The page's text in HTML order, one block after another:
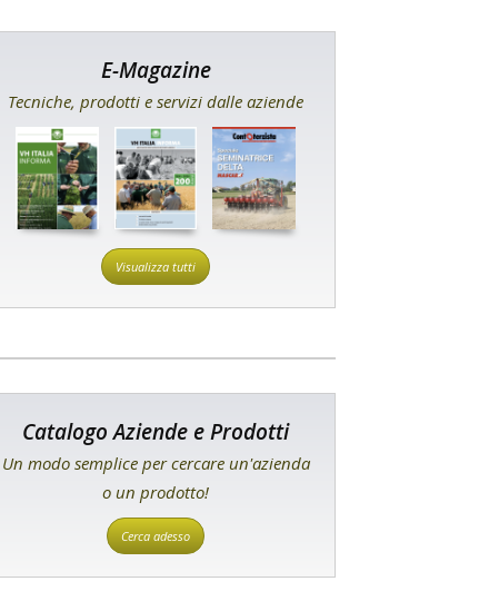
E-Magazine
Tecniche, prodotti e servizi dalle aziende
Visualizza tutti
Catalogo Aziende e Prodotti
Un modo semplice per cercare un'azienda
o un prodotto!
Cerca adesso